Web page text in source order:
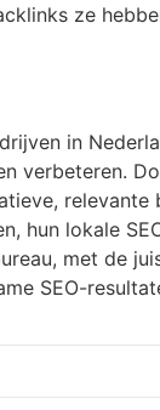
ze
in
verbeteren.
relevante
hun lokale
met de
SEO-